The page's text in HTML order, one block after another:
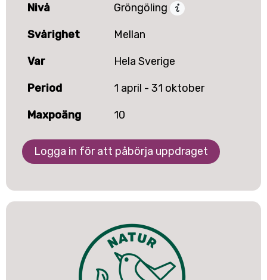
Nivå Gröngöling
Svårighet Mellan
Var Hela Sverige
Period 1 april - 31 oktober
Maxpoäng 10
Logga in för att påbörja uppdraget